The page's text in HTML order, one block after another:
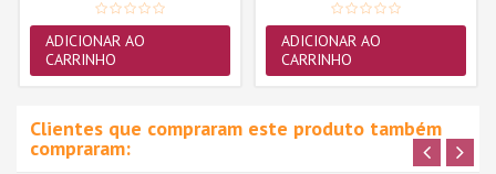
ADICIONAR AO
CARRINHO
ADICIONAR AO
CARRINHO
Clientes que compraram este produto também
compraram: